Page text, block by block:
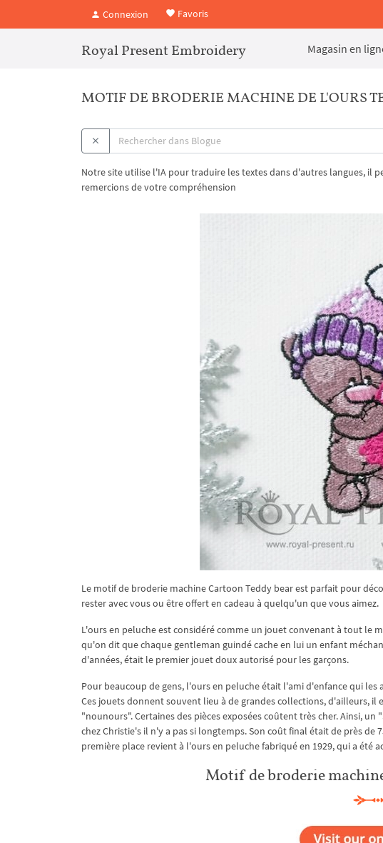
Connexion Favoris
Royal Present Embroidery Magasin en
MOTIF DE BRODERIE MACHINE DE L'OURS
Notre site utilise l'IA pour traduire les textes dans d'autres langues, il
remercions de votre compréhension
Le motif de broderie machine Cartoon Teddy bear est parfait pour
rester avec vous ou être offert en cadeau à quelqu'un que vous aimez.
L'ours en peluche est considéré comme un jouet convenant à tout le
qu'on dit que chaque gentleman guindé cache en lui un enfant
d'années, était le premier jouet doux autorisé pour les garçons.
Pour beaucoup de gens, l'ours en peluche était l'ami d'enfance qui
Ces jouets donnent souvent lieu à de grandes collections, d'ailleurs, il
"nounours". Certaines des pièces exposées coûtent très cher. Ainsi,
chez Christie's il n'y a pas si longtemps. Son coût final était de près
première place revient à l'ours en peluche fabriqué en 1929, qui a
Motif de broderie